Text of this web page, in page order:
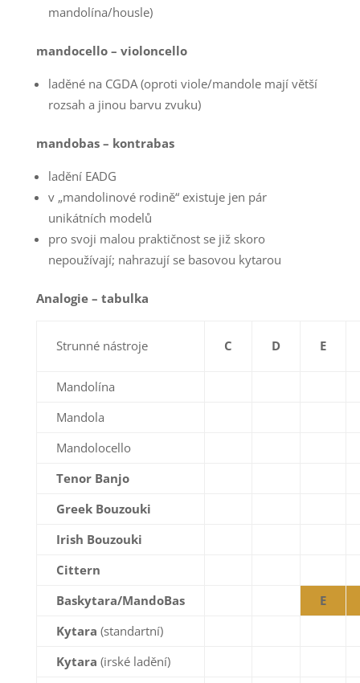
mandolína/housle)
mandocello – violoncello
laděné na CGDA (oproti viole/mandole mají větší
rozsah a jinou barvu zvuku)
mandobas – kontrabas
ladění EADG
v „mandolinové rodině“ existuje jen pár
unikátních modelů
pro svoji malou praktičnost se již skoro
nepoužívají; nahrazují se basovou kytarou
Analogie – tabulka
Strunné nástroje C D E
Mandolína
Mandola
Mandolocello
Tenor Banjo
Greek Bouzouki
Irish Bouzouki
Cittern
Baskytara/MandoBas
E
Kytara (standartní)
Kytara (irské ladění)